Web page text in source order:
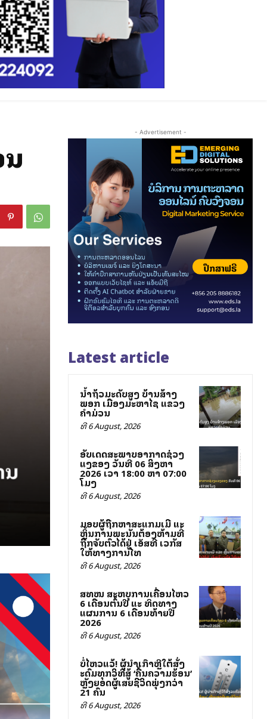
- Advertisement -
Latest article
ນ້ຳຖ້ວມລະດັບສູງ ບ້ານສ້າງ
ພອກ ເມືອງມະຫາໄຊ ແຂວງ
ຄຳມ່ວນ
ທີ 6 August, 2026
ອັບເດດສະພາບອາກາດຊ່ວງ
ແລງຂອງ ວັນທີ 06 ສິງຫາ
2026 ເວລາ 18:00 ຫາ 07:00
ໂມງ
ທີ 6 August, 2026
ມອບຜູ້ຖືກຫາສະແກມເມີ ແລະ
ຫຼິ້ນການພະນັນຕ້ອງຫ້າມທີ່
ຖືກຈັບຕົວໄດ້ຢູ່ ເອັສທີ ເວກັສ
ໃຫ້ທາງການໄທ
ທີ 6 August, 2026
ສທໜລ ສະຫລຸບການເຄື່ອນໄຫວ
6 ເດືອນຕົ້ນປີ ແລະ ທິດທາງ
ແຜນການ 6 ເດືອນທ້າຍປີ
2026
ທີ 6 August, 2026
ບໍ່ໄຫວແລ້ວ! ຜູ້ນຳເກົາຫຼີໃຕ້ສັ່ງ
ລະດົມທຸກວິທີສູ້ ‘ຄື້ນຄວາມຮ້ອນ’
ຫຼັງຍອດຜູ້ເສຍຊີວິດພຸ່ງກວ່າ
21 ຄົນ
ທີ 6 August, 2026